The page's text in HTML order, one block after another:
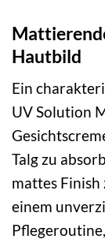
Hautbild
Ein
UV Solution
Talg zu
mattes Finish
einem